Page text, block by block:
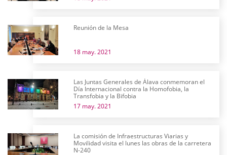
Reunión de la Mesa
18 may. 2021
Las Juntas Generales de Álava conmemoran el
Día Internacional contra la Homofobia, la
Transfobia y la Bifobia
17 may. 2021
La comisión de Infraestructuras Viarias y
Movilidad visita el lunes las obras de la carretera
N-240